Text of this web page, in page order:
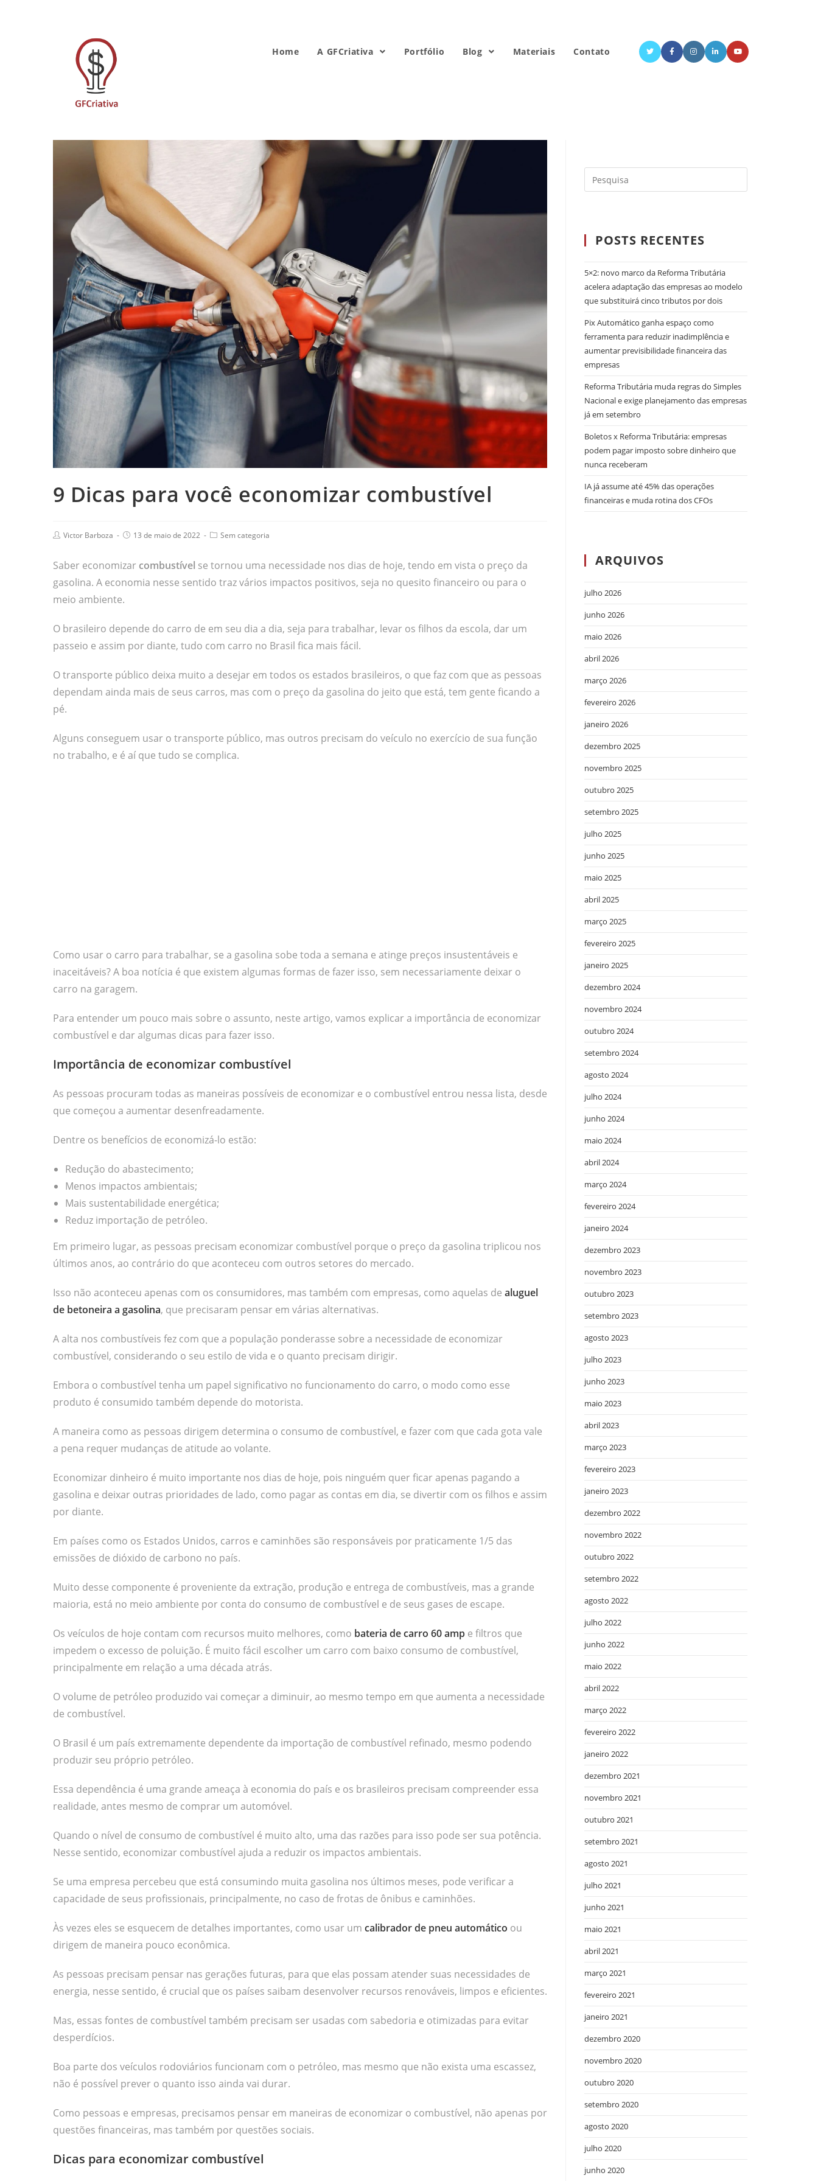
Home A GFCriativa Portfólio Blog Materiais Contato
9 Dicas para você economizar combustível
Victor Barboza 13 de maio de 2022 Sem categoria
Saber economizar combustível se tornou uma necessidade nos dias de hoje, tendo em vista o preço da
gasolina. A economia nesse sentido traz vários impactos positivos, seja no quesito financeiro ou para o
meio ambiente.
O brasileiro depende do carro de em seu dia a dia, seja para trabalhar, levar os filhos da escola, dar um
passeio e assim por diante, tudo com carro no Brasil fica mais fácil.
O transporte público deixa muito a desejar em todos os estados brasileiros, o que faz com que as pessoas
dependam ainda mais de seus carros, mas com o preço da gasolina do jeito que está, tem gente ficando a
pé.
Alguns conseguem usar o transporte público, mas outros precisam do veículo no exercício de sua função
no trabalho, e é aí que tudo se complica.
Como usar o carro para trabalhar, se a gasolina sobe toda a semana e atinge preços insustentáveis e
inaceitáveis? A boa notícia é que existem algumas formas de fazer isso, sem necessariamente deixar o
carro na garagem.
Para entender um pouco mais sobre o assunto, neste artigo, vamos explicar a importância de economizar
combustível e dar algumas dicas para fazer isso.
Importância de economizar combustível
As pessoas procuram todas as maneiras possíveis de economizar e o combustível entrou nessa lista, desde
que começou a aumentar desenfreadamente.
Dentre os benefícios de economizá-lo estão:
Redução do abastecimento;
Menos impactos ambientais;
Mais sustentabilidade energética;
Reduz importação de petróleo.
Em primeiro lugar, as pessoas precisam economizar combustível porque o preço da gasolina triplicou nos
últimos anos, ao contrário do que aconteceu com outros setores do mercado.
Isso não aconteceu apenas com os consumidores, mas também com empresas, como aquelas de aluguel
de betoneira a gasolina, que precisaram pensar em várias alternativas.
A alta nos combustíveis fez com que a população ponderasse sobre a necessidade de economizar
combustível, considerando o seu estilo de vida e o quanto precisam dirigir.
Embora o combustível tenha um papel significativo no funcionamento do carro, o modo como esse
produto é consumido também depende do motorista.
A maneira como as pessoas dirigem determina o consumo de combustível, e fazer com que cada gota vale
a pena requer mudanças de atitude ao volante.
Economizar dinheiro é muito importante nos dias de hoje, pois ninguém quer ficar apenas pagando a
gasolina e deixar outras prioridades de lado, como pagar as contas em dia, se divertir com os filhos e assim
por diante.
Em países como os Estados Unidos, carros e caminhões são responsáveis por praticamente 1/5 das
emissões de dióxido de carbono no país.
Muito desse componente é proveniente da extração, produção e entrega de combustíveis, mas a grande
maioria, está no meio ambiente por conta do consumo de combustível e de seus gases de escape.
Os veículos de hoje contam com recursos muito melhores, como bateria de carro 60 amp e filtros que
impedem o excesso de poluição. É muito fácil escolher um carro com baixo consumo de combustível,
principalmente em relação a uma década atrás.
O volume de petróleo produzido vai começar a diminuir, ao mesmo tempo em que aumenta a necessidade
de combustível.
O Brasil é um país extremamente dependente da importação de combustível refinado, mesmo podendo
produzir seu próprio petróleo.
Essa dependência é uma grande ameaça à economia do país e os brasileiros precisam compreender essa
realidade, antes mesmo de comprar um automóvel.
Quando o nível de consumo de combustível é muito alto, uma das razões para isso pode ser sua potência.
Nesse sentido, economizar combustível ajuda a reduzir os impactos ambientais.
Se uma empresa percebeu que está consumindo muita gasolina nos últimos meses, pode verificar a
capacidade de seus profissionais, principalmente, no caso de frotas de ônibus e caminhões.
Às vezes eles se esquecem de detalhes importantes, como usar um calibrador de pneu automático ou
dirigem de maneira pouco econômica.
As pessoas precisam pensar nas gerações futuras, para que elas possam atender suas necessidades de
energia, nesse sentido, é crucial que os países saibam desenvolver recursos renováveis, limpos e eficientes.
Mas, essas fontes de combustível também precisam ser usadas com sabedoria e otimizadas para evitar
desperdícios.
Boa parte dos veículos rodoviários funcionam com o petróleo, mas mesmo que não exista uma escassez,
não é possível prever o quanto isso ainda vai durar.
Como pessoas e empresas, precisamos pensar em maneiras de economizar o combustível, não apenas por
questões financeiras, mas também por questões sociais.
Dicas para economizar combustível
POSTS RECENTES
5×2: novo marco da Reforma Tributária
acelera adaptação das empresas ao modelo
que substituirá cinco tributos por dois
Pix Automático ganha espaço como
ferramenta para reduzir inadimplência e
aumentar previsibilidade financeira das
empresas
Reforma Tributária muda regras do Simples
Nacional e exige planejamento das empresas
já em setembro
Boletos x Reforma Tributária: empresas
podem pagar imposto sobre dinheiro que
nunca receberam
IA já assume até 45% das operações
financeiras e muda rotina dos CFOs
ARQUIVOS
julho 2026
junho 2026
maio 2026
abril 2026
março 2026
fevereiro 2026
janeiro 2026
dezembro 2025
novembro 2025
outubro 2025
setembro 2025
julho 2025
junho 2025
maio 2025
abril 2025
março 2025
fevereiro 2025
janeiro 2025
dezembro 2024
novembro 2024
outubro 2024
setembro 2024
agosto 2024
julho 2024
junho 2024
maio 2024
abril 2024
março 2024
fevereiro 2024
janeiro 2024
dezembro 2023
novembro 2023
outubro 2023
setembro 2023
agosto 2023
julho 2023
junho 2023
maio 2023
abril 2023
março 2023
fevereiro 2023
janeiro 2023
dezembro 2022
novembro 2022
outubro 2022
setembro 2022
agosto 2022
julho 2022
junho 2022
maio 2022
abril 2022
março 2022
fevereiro 2022
janeiro 2022
dezembro 2021
novembro 2021
outubro 2021
setembro 2021
agosto 2021
julho 2021
junho 2021
maio 2021
abril 2021
março 2021
fevereiro 2021
janeiro 2021
dezembro 2020
novembro 2020
outubro 2020
setembro 2020
agosto 2020
julho 2020
junho 2020